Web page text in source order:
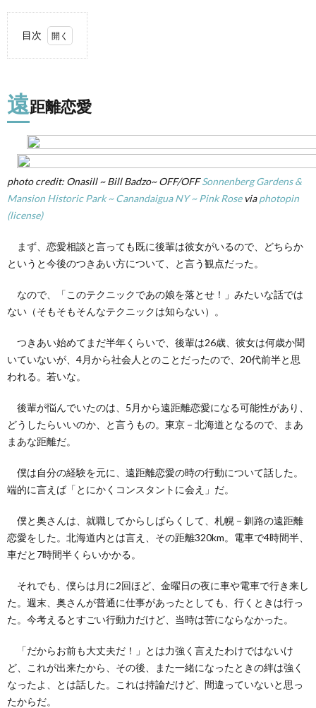
目次
1.
愛
結婚
観に
つい
遠距離恋愛
photo credit: Onasill ~ Bill Badzo~ OFF/OFFSonnenberg Gardens &
Mansion Historic Park ~ Canandaigua NY ~ Pink Roseviaphotopin
(license)
まず、恋愛相談と言っても既に後輩は彼女がいるので、どちらか
というと今後のつきあい方について、と言う観点だった。
なので、「このテクニックであの娘を落とせ！」みたいな話では
ない（そもそもそんなテクニックは知らない）。
つきあい始めてまだ半年くらいで、後輩は26歳、彼女は何歳か聞
いていないが、4月から社会人とのことだったので、20代前半と思
われる。若いな。
後輩が悩んでいたのは、5月から遠距離恋愛になる可能性があり、
どうしたらいいのか、と言うもの。東京－北海道となるので、まあ
まあな距離だ。
僕は自分の経験を元に、遠距離恋愛の時の行動について話した。
端的に言えば「とにかくコンスタントに会え」だ。
僕と奥さんは、就職してからしばらくして、札幌－釧路の遠距離
恋愛をした。北海道内とは言え、その距離320km。電車で4時間半、
車だと7時間半くらいかかる。
それでも、僕らは月に2回ほど、金曜日の夜に車や電車で行き来し
た。週末、奥さんが普通に仕事があったとしても、行くときは行っ
た。今考えるとすごい行動力だけど、当時は苦にならなかった。
「だからお前も大丈夫だ！」とは力強く言えたわけではないけ
ど、これが出来たから、その後、また一緒になったときの絆は強く
なったよ、とは話した。これは持論だけど、間違っていないと思っ
たからだ。